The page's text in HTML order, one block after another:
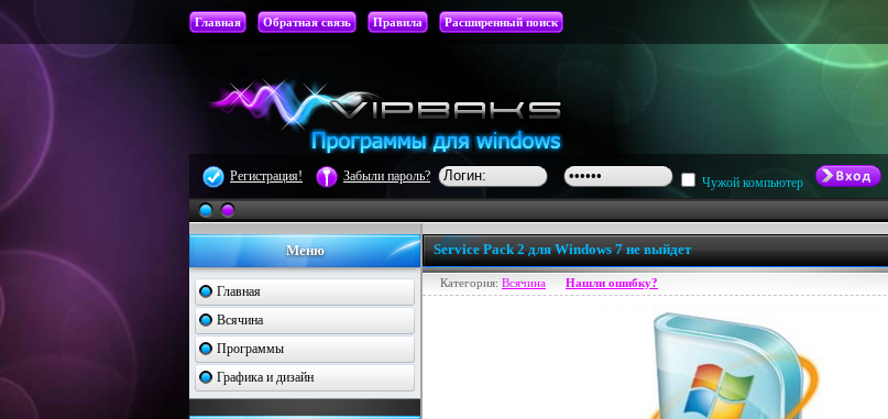
Главная Обратная связь Правила Расширенный поиск
Регистрация! Забыли пароль? Чужой компьютер
Меню
Главная
Всячина
Программы
Графика и дизайн
Service Pack 2 для Windows 7 не выйдет
Категория: Всячина Нашли ошибку?